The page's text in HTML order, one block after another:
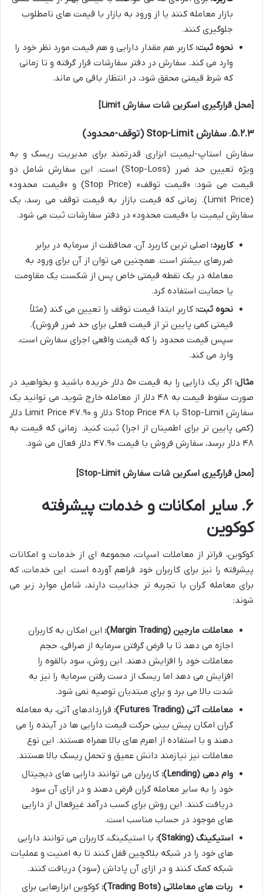
بازار معامله کنند یا از ورود به بازار با قیمت های نامطلوب
جلوگیری کنند.
نحوه ثبت: کاربر هم مقدار دارایی و هم قیمت مورد نظر خود را
وارد می کند. سفارش در دفتر سفارشات قرار گرفته و تا زمانی
که شرط قیمتی محقق شود، در انتظار باقی می ماند.
[محل قرارگیری اسکرین شات سفارش Limit]
۵.۲.۳. سفارش Stop-Limit (توقف-محدود)
سفارش استاپ-لیمیت ابزاری قدرتمند برای مدیریت ریسک و به
ویژه تعیین حد ضرر (Stop-Loss) است. این سفارش شامل دو
قیمت می شود: «قیمت توقف» (Stop Price) و «قیمت محدود»
(Limit Price). زمانی که قیمت بازار به قیمت توقف می رسد، یک
سفارش لیمیت با «قیمت محدود» در دفتر سفارشات ثبت می شود.
کاربرد: اصلی ترین کاربرد آن، محافظت از سرمایه در برابر
ضررهای بیشتر است. همچنین می توان از آن برای ورود به
معامله در یک نقطه قیمتی خاص پس از شکست یک مقاومت
یا حمایت استفاده کرد.
نحوه ثبت: کاربر ابتدا قیمت توقف را تعیین می کند (مثلاً
قیمتی کمی پایین تر از قیمت فعلی برای حد ضرر فروش).
سپس قیمت محدود را که قیمت واقعی اجرای سفارش است،
وارد می کند.
مثال:
اگر یک دارایی را به قیمت ۵۰ دلار خریده باشید و بخواهید در
صورت سقوط قیمت به ۴۸ دلار از معامله خارج شوید، می توانید یک
سفارش Stop-Limit با Stop Price ۴۸ دلار و Limit Price ۴۷.۹۰ دلار
(کمی پایین تر برای اطمینان از اجرا) ثبت کنید. زمانی که قیمت به
۴۸ دلار برسد، سفارش فروش با قیمت ۴۷.۹۰ دلار فعال می شود.
[محل قرارگیری اسکرین شات سفارش Stop-Limit]
۶. سایر امکانات و خدمات پیشرفته
کوکوین
کوکوین، فراتر از معاملات اسپات، مجموعه ای از خدمات و امکانات
پیشرفته را نیز برای کاربران خود فراهم آورده است. این خدمات، که
برای معامله گران با تجربه تر جذابیت دارند، شامل موارد زیر می
شوند:
معاملات مارجین (Margin Trading):
این امکان به کاربران
اجازه می دهد تا با قرض گرفتن سرمایه از صرافی، حجم
معاملات خود را افزایش دهند. این روش، سود بالقوه را
افزایش می دهد اما ریسک از دست رفتن سرمایه را نیز به
شدت بالا می برد و برای مبتدیان توصیه نمی شود.
معاملات آتی (Futures Trading):
قراردادهای آتی، به معامله
گران امکان پیش بینی حرکت قیمت دارایی ها در آینده را می
دهند و با استفاده از اهرم های بالا همراه هستند. این نوع
معاملات نیز نیازمند دانش عمیق و تحمل ریسک بالا هستند.
وام دهی (Lending):
کاربران می توانند دارایی های دیجیتال
خود را به سایر معامله گران قرض دهند و در ازای آن سود
دریافت کنند. این روش برای کسب درآمد غیرفعال از دارایی
های موجود در حساب مناسب است.
استیکینگ (Staking):
با استیکینگ، کاربران می توانند دارایی
های خود را در شبکه بلاکچین قفل کنند تا به امنیت و عملیات
شبکه کمک کنند و در ازای آن پاداش (سود) دریافت کنند.
ربات های معاملاتی (Trading Bots):
کوکوین ابزارهایی برای